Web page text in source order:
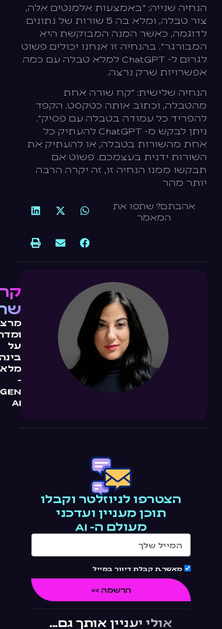
הצטרפו לניוזלטר וקבלו
תוכן מעניין ועדכני
מעולם ה- AI
מאשר.ת קבלת דיוור במייל
הרשמה >>
אולי יעניין אותך גם...
הנחיה שנייה: "באמצעות אלמנטים אלה,
צור טבלה, ומלא בה 5 שורות של נתונים
לדוגמה, כאשר המנה המבוקשת היא
המבורגר". בהנחיה זו אנחנו יכולים פשוט
לגרום ל- ChatGPT למלא טבלה עם כמה
אפשרויות שרק נרצה.
הנחיה שלישית: "קח שורה אחת
מהטבלה, וכתוב אותה כטקסט. הקפד
להפריד כל עמודה בטבלה עם פסיק".
ניתן לבקש מ- ChatGPT להעתיק כל
אחת מהשורות בטבלה, או להעתיק את
השורות ידנית בעצמכם. פשוט אם
תבקשו ממנו הנחיה זו, זה יקרה הרבה
יותר מהר
אהבתם? שתפו את
המאמר
על
-
GEN
AI